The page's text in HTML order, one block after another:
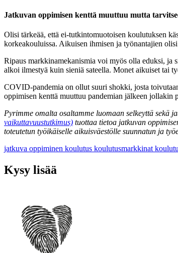
Jatkuvan oppimisen kenttä muuttuu mutta
Olisi tärkeää, että ei-tutkintomuotoisen koulutuksen
korkeakouluissa. Aikuisen ihmisen ja työnantajien
Ripaus markkinamekanismia voi myös olla eduksi,
alkoi ilmestyä kuin sieniä sateella. Monet aikuiset tai
COVID-pandemia on ollut suuri shokki, josta
oppimisen kenttä muuttuu pandemian jälkeen jollakin
Pyrimme omalta osaltamme luomaan selkeyttä sekä
vaikuttavuustutkimus) tuottaa tietoa jatkuvan
toteutetun työikäiselle aikuisväestölle suunnatun ja
jatkuva oppiminen koulutus koulutusmarkkinat
Kysy lisää